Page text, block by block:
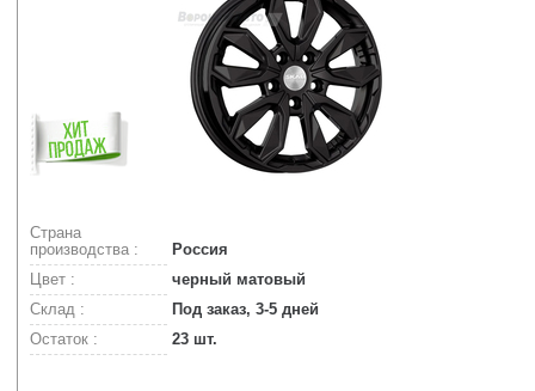
Страна
производства :
Россия
Цвет :
черный матовый
Склад :
Под заказ, 3-5 дней
Остаток :
23 шт.